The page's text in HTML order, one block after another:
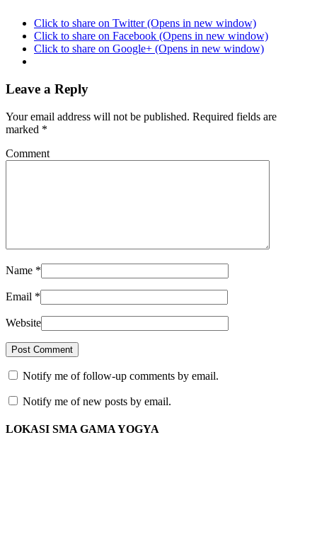
Click to share on Twitter (Opens in new window)
Click to share on Facebook (Opens in new window)
Click to share on Google+ (Opens in new window)
Leave a Reply
Your email address will not be published. Required fields are
marked *
Comment
Name *
Email *
Website
Notify me of follow-up comments by email.
Notify me of new posts by email.
LOKASI SMA GAMA YOGYA